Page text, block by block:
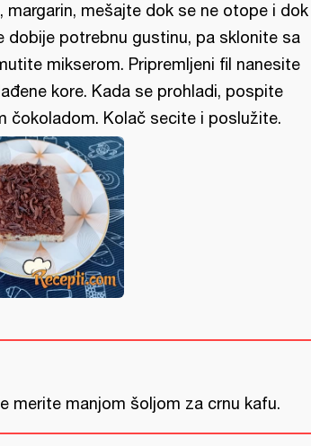
margarin, mešajte dok se ne otope i dok
dobije potrebnu gustinu, pa sklonite sa
mikserom. Pripremljeni fil nanesite
kore. Kada se prohladi, pospite
čokoladom. Kolač secite i poslužite.
merite manjom šoljom za crnu kafu.